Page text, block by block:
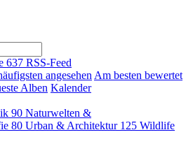
637 RSS-Feed
angesehen Am besten bewertet
Alben Kalender
90 Naturwelten &
80 Urban & Architektur 125 Wildlife